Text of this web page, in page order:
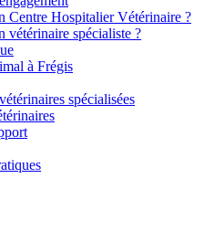
Centre Hospitalier Vétérinaire ?
vétérinaire spécialiste ?
à Frégis
spécialisées